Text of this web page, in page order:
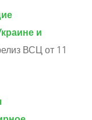
и
ВСЦ от 11